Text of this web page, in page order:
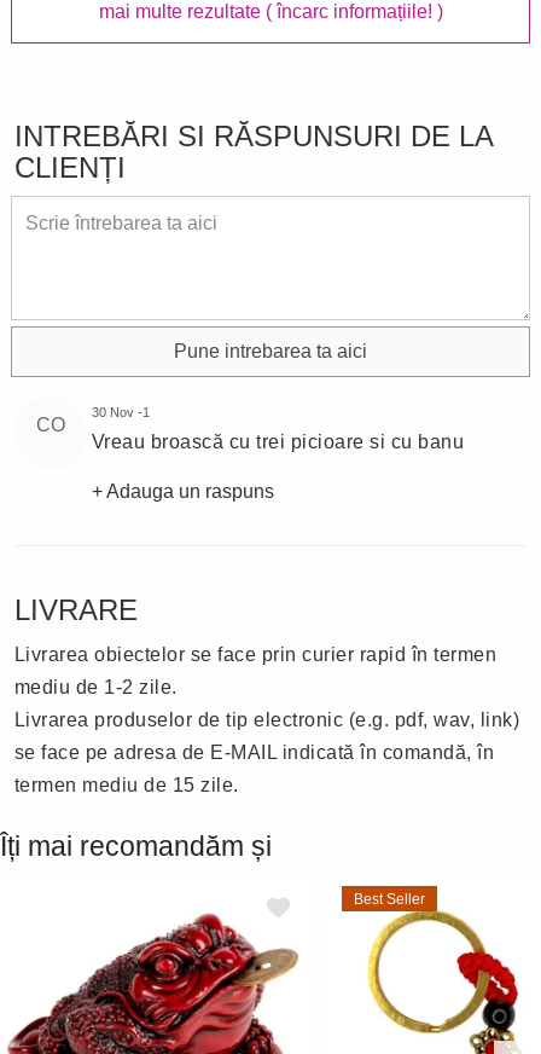
mai multe rezultate ( încarc informațiile! )
INTREBĂRI SI RĂSPUNSURI DE LA
CLIENȚI
Pune intrebarea ta aici
CO
30 Nov -1
Vreau broască cu trei picioare si cu banu
+ Adauga un raspuns
LIVRARE
Livrarea obiectelor se face prin curier rapid în termen
mediu de 1-2 zile.
Livrarea produselor de tip electronic (e.g. pdf, wav, link)
se face pe adresa de E-MAIL indicată în comandă, în
termen mediu de 15 zile.
Îți mai recomandăm și
Best Seller